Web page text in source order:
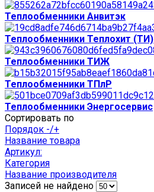
Теплообменники Анвитэк
Теплообменники Теплохит (ТИ)
Теплообменники ТИЖ
Теплообменники ТПлР
Теплообменники Энергосервис
Сортировать по
Порядок -/+
Название товара
Артикул:
Категория
Название производителя
Записей не найдено